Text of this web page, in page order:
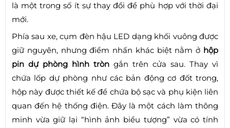
là một trong số ít sự thay đổi để phù hợp với thời đại
mới.
Phía sau xe, cụm đèn hậu LED dạng khối vuông được
giữ nguyên, nhưng điểm nhấn khác biệt nằm ở hộp
pin dự phòng hình tròn gắn trên cửa sau. Thay vì
chứa lốp dự phòng như các bản động cơ đốt trong,
hộp này được thiết kế để chứa bộ sạc và phụ kiện liên
quan đến hệ thống điện. Đây là một cách làm thông
minh vừa giữ lại “hình ảnh biểu tượng” vừa có tính